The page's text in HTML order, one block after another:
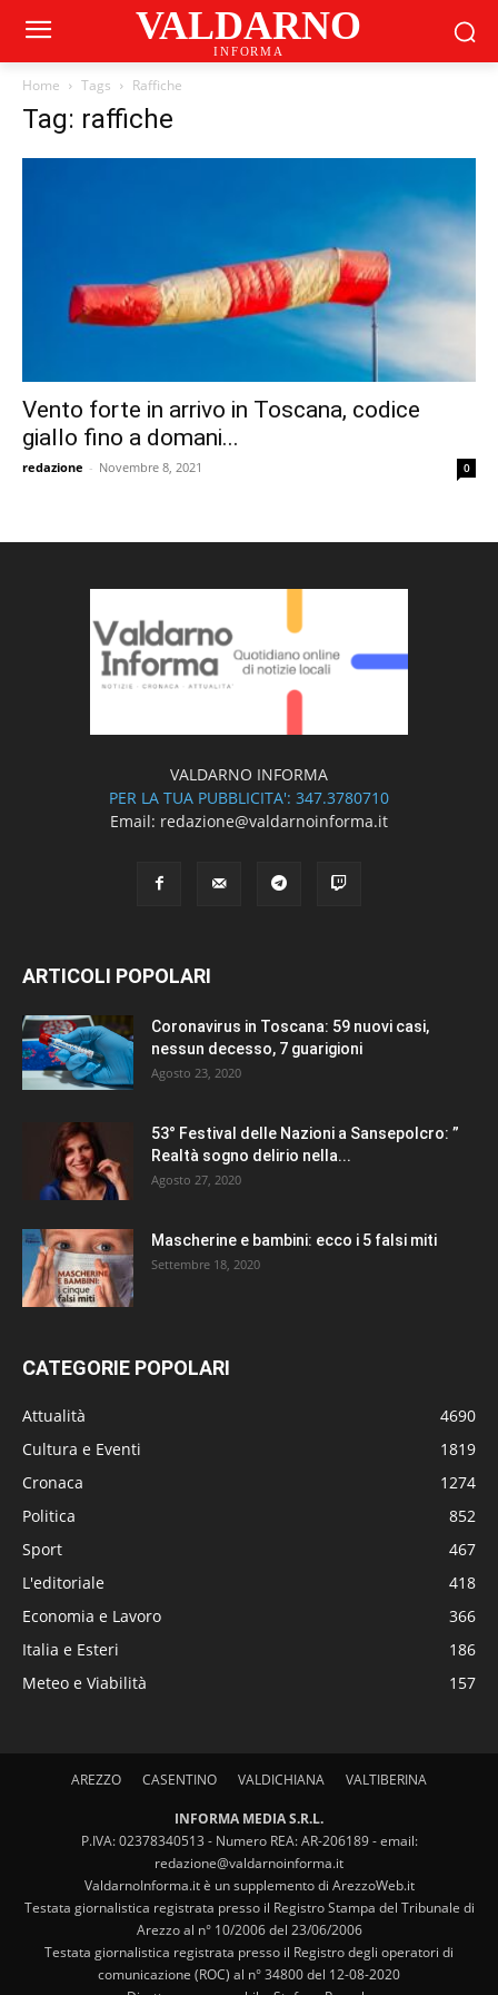
VALDARNO
INFORMA
Home Tags Raffiche
Tag: raffiche
Vento forte in arrivo in Toscana, codice
giallo fino a domani...
redazione - Novembre 8, 2021 0
VALDARNO INFORMA
PER LA TUA PUBBLICITA': 347.3780710
Email: redazione@valdarnoinforma.it
ARTICOLI POPOLARI
Coronavirus in Toscana: 59 nuovi casi,
nessun decesso, 7 guarigioni
Agosto 23, 2020
53° Festival delle Nazioni a Sansepolcro: ”
Realtà sogno delirio nella...
Agosto 27, 2020
Mascherine e bambini: ecco i 5 falsi miti
Settembre 18, 2020
CATEGORIE POPOLARI
Attualità
4690
Cultura e Eventi
1819
Cronaca
1274
Politica
852
Sport
467
L'editoriale
418
Economia e Lavoro
366
Italia e Esteri
186
Meteo e Viabilità
157
AREZZO CASENTINO VALDICHIANA VALTIBERINA
INFORMA MEDIA S.R.L.
P.IVA: 02378340513 - Numero REA: AR-206189 - email:
redazione@valdarnoinforma.it
ValdarnoInforma.it è un supplemento di ArezzoWeb.it
Testata giornalistica registrata presso il Registro Stampa del Tribunale di
Arezzo al n° 10/2006 del 23/06/2006
Testata giornalistica registrata presso il Registro degli operatori di
comunicazione (ROC) al n° 34800 del 12-08-2020